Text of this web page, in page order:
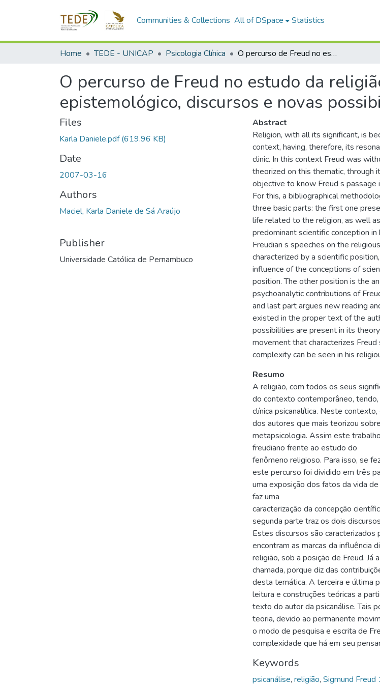
Communities & Collections All of DSpace Statistics
Home TEDE - UNICAP Psicologia Clínica O percurso de Freud no estudo da religião: contexto histórico e epistemológico, discursos e novas possibilidades
O percurso de Freud no estudo da
epistemológico, discursos e novas
Files
Karla Daniele.pdf(619.96 KB)
Date
2007-03-16
Authors
Maciel, Karla Daniele de Sá Araújo
Publisher
Universidade Católica de Pernambuco
Abstract
Religion, with all its significant, is
context, having, therefore, its
clinic. In this context Freud was
theorized on this thematic, through
objective to know Freud s passage
For this, a bibliographical
three basic parts: the first one
life related to the religion, as well
predominant scientific conception
Freudian s speeches on the
characterized by a scientific
influence of the conceptions of
position. The other position is the
psychoanalytic contributions of
and last part argues new reading
existed in the proper text of the
possibilities are present in its
movement that characterizes
complexity can be seen in his
Resumo
A religião, com todos os seus
do contexto contemporâneo,
clínica psicanalítica. Neste
dos autores que mais teorizou
metapsicologia. Assim este
freudiano frente ao estudo do
fenômeno religioso. Para isso, se
este percurso foi dividido em três
uma exposição dos fatos da vida
faz uma
caracterização da concepção
segunda parte traz os dois
Estes discursos são caracterizados
encontram as marcas da influência
religião, sob a posição de Freud. Já
chamada, porque diz das
desta temática. A terceira e última
leitura e construções teóricas a
texto do autor da psicanálise. Tais
teoria, devido ao permanente
o modo de pesquisa e escrita de
complexidade que há em seu
Keywords
psicanálise, religião, Sigmund